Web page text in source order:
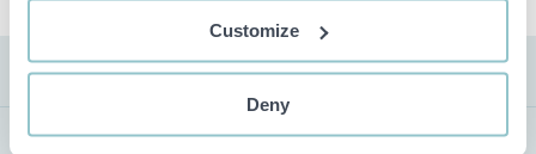
Customize
Deny
FRAKT
VISNING